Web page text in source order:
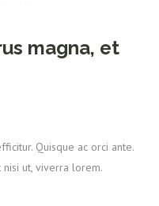
magna, et
Quisque ac orci ante.
ut, viverra lorem.